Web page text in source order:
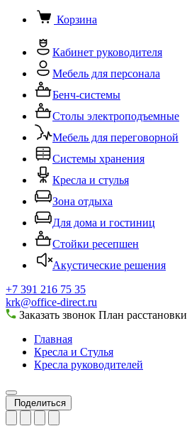
Корзина
Кабинет руководителя
Мебель для персонала
Бенч-системы
Столы электроподъемные
Мебель для переговорной
Системы хранения
Кресла и стулья
Зона отдыха
Для дома и гостиниц
Стойки ресепшен
Акустические решения
+7 391 216 75 35
krk@office-direct.ru
Заказать звонок План расстановки
Главная
Кресла и Стулья
Кресла руководителей
Поделиться